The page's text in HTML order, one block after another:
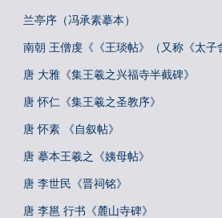
兰亭序（冯承素摹本）
南朝 王僧虔《《王琰帖》（又称《太子
唐 大雅《集王羲之兴福寺半截碑》
唐 怀仁《集王羲之圣教序》
唐 怀素 《自叙帖》
唐 摹本王羲之《姨母帖》
唐 李世民《晋祠铭》
唐 李邕 行书《麓山寺碑》